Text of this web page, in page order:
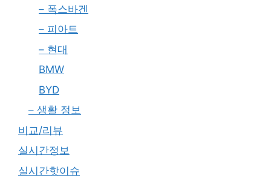
– 폭스바겐
– 피아트
– 현대
BMW
BYD
– 생활 정보
비교/리뷰
실시간정보
실시간핫이슈